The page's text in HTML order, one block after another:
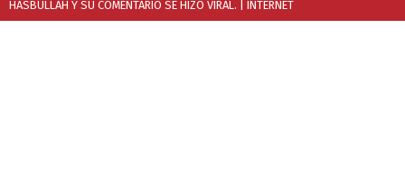
HASBULLAH Y SU COMENTARIO SE HIZO VIRAL. | INTERNET